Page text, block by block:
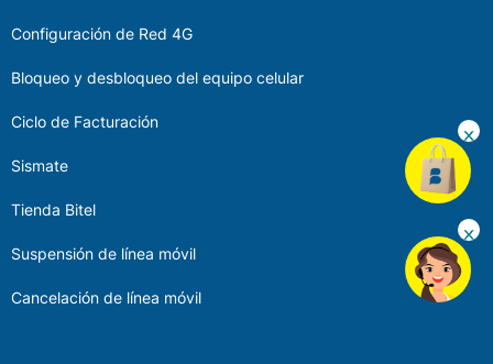
Configuración de Red 4G
Bloqueo y desbloqueo del equipo celular
Ciclo de Facturación
Sismate
Tienda Bitel
Suspensión de línea móvil
Cancelación de línea móvil